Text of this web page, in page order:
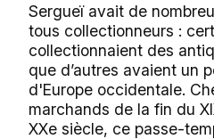
Sergueï avait de
tous collectionneurs :
collectionnaient des
que d’autres avaient un
d'Europe occidentale.
marchands de la fin du
XXe siècle, ce passe-